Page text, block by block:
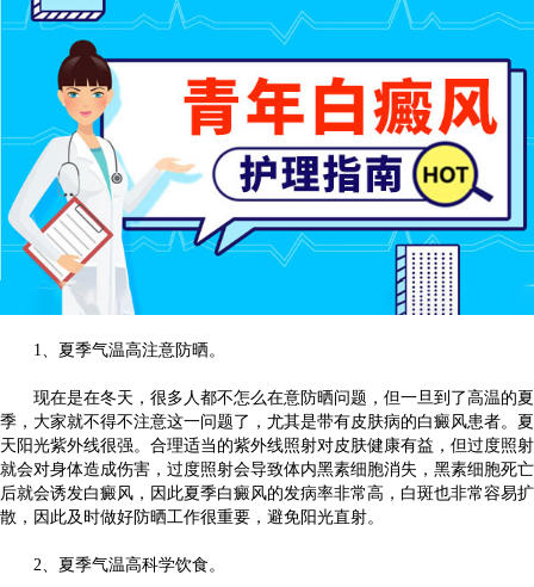
1、夏季气温高注意防晒。
现在是在冬天，很多人都不怎么在意防晒问题，但一旦到了高温的夏
季，大家就不得不注意这一问题了，尤其是带有皮肤病的白癜风患者。夏
天阳光紫外线很强。合理适当的紫外线照射对皮肤健康有益，但过度照射
就会对身体造成伤害，过度照射会导致体内黑素细胞消失，黑素细胞死亡
后就会诱发白癜风，因此夏季白癜风的发病率非常高，白斑也非常容易扩
散，因此及时做好防晒工作很重要，避免阳光直射。
2、夏季气温高科学饮食。